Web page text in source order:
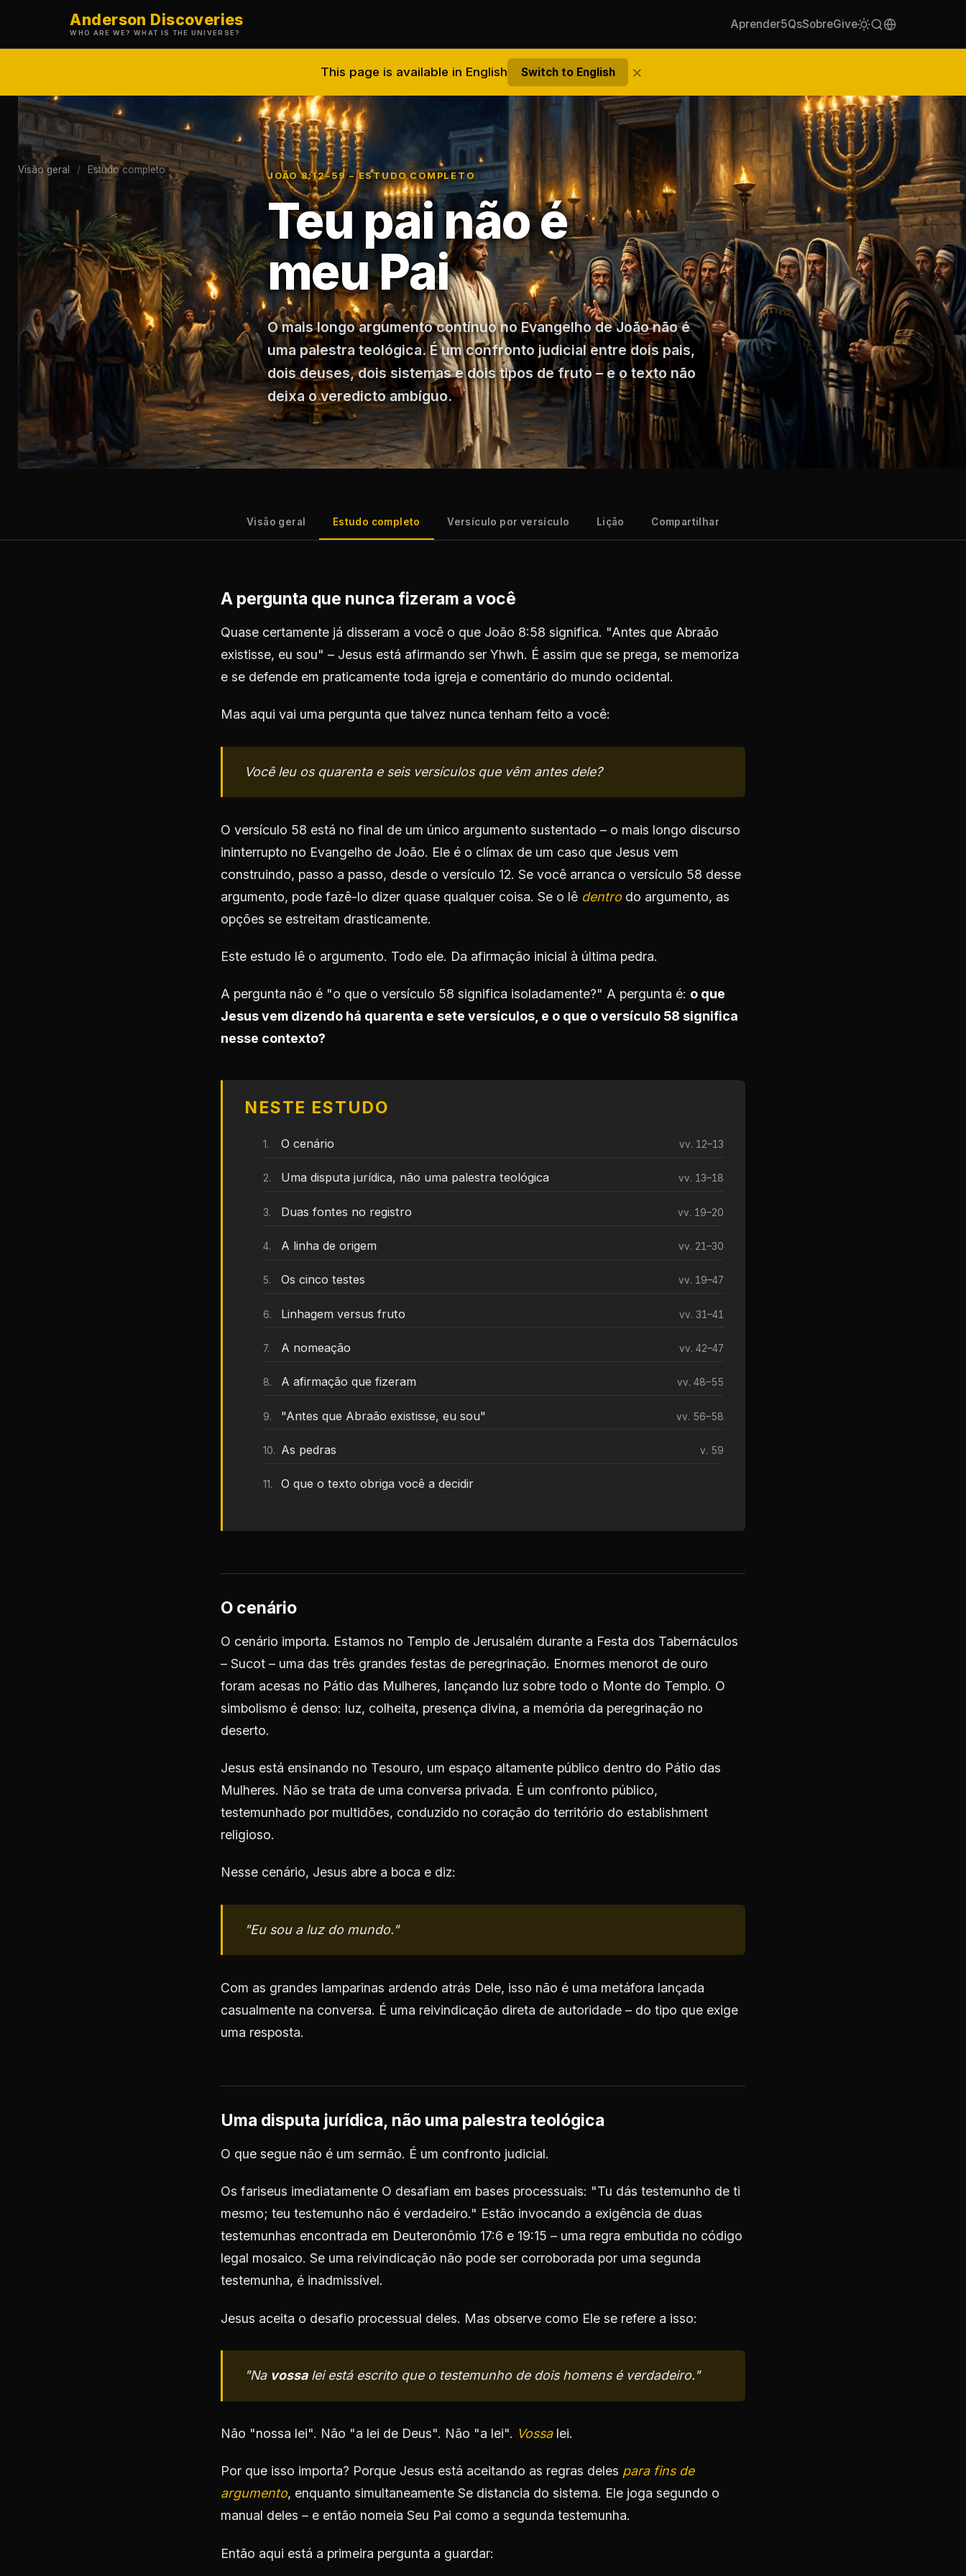
Anderson Discoveries
WHO ARE WE? WHAT IS THE UNIVERSE?
Aprender5QsSobreGive
This page is available in English Switch to English ×
Visão geral / Estudo completo JOÃO 8:12–59 – ESTUDO COMPLETO
Teu pai não é
meu Pai
O mais longo argumento contínuo no Evangelho de João não é
uma palestra teológica. É um confronto judicial entre dois pais,
dois deuses, dois sistemas e dois tipos de fruto – e o texto não
deixa o veredicto ambíguo.
Visão geral Estudo completo Versículo por versículo Lição Compartilhar
A pergunta que nunca fizeram a você
Quase certamente já disseram a você o que João 8:58 significa. "Antes que Abraão
existisse, eu sou" – Jesus está afirmando ser Yhwh. É assim que se prega, se memoriza
e se defende em praticamente toda igreja e comentário do mundo ocidental.
Mas aqui vai uma pergunta que talvez nunca tenham feito a você:
Você leu os quarenta e seis versículos que vêm antes dele?
O versículo 58 está no final de um único argumento sustentado – o mais longo discurso
ininterrupto no Evangelho de João. Ele é o clímax de um caso que Jesus vem
construindo, passo a passo, desde o versículo 12. Se você arranca o versículo 58 desse
argumento, pode fazê-lo dizer quase qualquer coisa. Se o lê dentrodo argumento, as
opções se estreitam drasticamente.
Este estudo lê o argumento. Todo ele. Da afirmação inicial à última pedra.
A pergunta não é "o que o versículo 58 significa isoladamente?" A pergunta é: o que
Jesus vem dizendo há quarenta e sete versículos, e o que o versículo 58 significa
nesse contexto?
NESTE ESTUDO
O cenário vv. 12–13
Uma disputa jurídica, não uma palestra teológica vv. 13–18
Duas fontes no registro vv. 19–20
A linha de origem vv. 21–30
Os cinco testes vv. 19–47
Linhagem versus fruto vv. 31–41
A nomeação vv. 42–47
A afirmação que fizeram vv. 48–55
"Antes que Abraão existisse, eu sou" vv. 56–58
As pedras v. 59
O que o texto obriga você a decidir
O cenário
O cenário importa. Estamos no Templo de Jerusalém durante a Festa dos Tabernáculos
– Sucot – uma das três grandes festas de peregrinação. Enormes menorot de ouro
foram acesas no Pátio das Mulheres, lançando luz sobre todo o Monte do Templo. O
simbolismo é denso: luz, colheita, presença divina, a memória da peregrinação no
deserto.
Jesus está ensinando no Tesouro, um espaço altamente público dentro do Pátio das
Mulheres. Não se trata de uma conversa privada. É um confronto público,
testemunhado por multidões, conduzido no coração do território do establishment
religioso.
Nesse cenário, Jesus abre a boca e diz:
"Eu sou a luz do mundo."
Com as grandes lamparinas ardendo atrás Dele, isso não é uma metáfora lançada
casualmente na conversa. É uma reivindicação direta de autoridade – do tipo que exige
uma resposta.
Uma disputa jurídica, não uma palestra teológica
O que segue não é um sermão. É um confronto judicial.
Os fariseus imediatamente O desafiam em bases processuais: "Tu dás testemunho de ti
mesmo; teu testemunho não é verdadeiro." Estão invocando a exigência de duas
testemunhas encontrada em Deuteronômio 17:6 e 19:15 – uma regra embutida no código
legal mosaico. Se uma reivindicação não pode ser corroborada por uma segunda
testemunha, é inadmissível.
Jesus aceita o desafio processual deles. Mas observe como Ele se refere a isso:
"Na vossalei está escrito que o testemunho de dois homens é verdadeiro."
Não "nossa lei". Não "a lei de Deus". Não "a lei". Vossalei.
Por que isso importa? Porque Jesus está aceitando as regras deles para fins de
argumento, enquanto simultaneamente Se distancia do sistema. Ele joga segundo o
manual deles – e então nomeia Seu Pai como a segunda testemunha.
Então aqui está a primeira pergunta a guardar: